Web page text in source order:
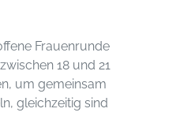
Frauenrunde
18 und 21
um gemeinsam
gleichzeitig sind